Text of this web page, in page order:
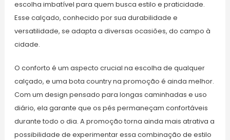
escolha imbatível para quem busca estilo e praticidade.
Esse calçado, conhecido por sua durabilidade e
versatilidade, se adapta a diversas ocasiões, do campo à
cidade.
O conforto é um aspecto crucial na escolha de qualquer
calçado, e uma bota country na promoção é ainda melhor.
Com um design pensado para longas caminhadas e uso
diário, ela garante que os pés permaneçam confortáveis
durante todo o dia. A promoção torna ainda mais atrativa a
possibilidade de experimentar essa combinação de estilo